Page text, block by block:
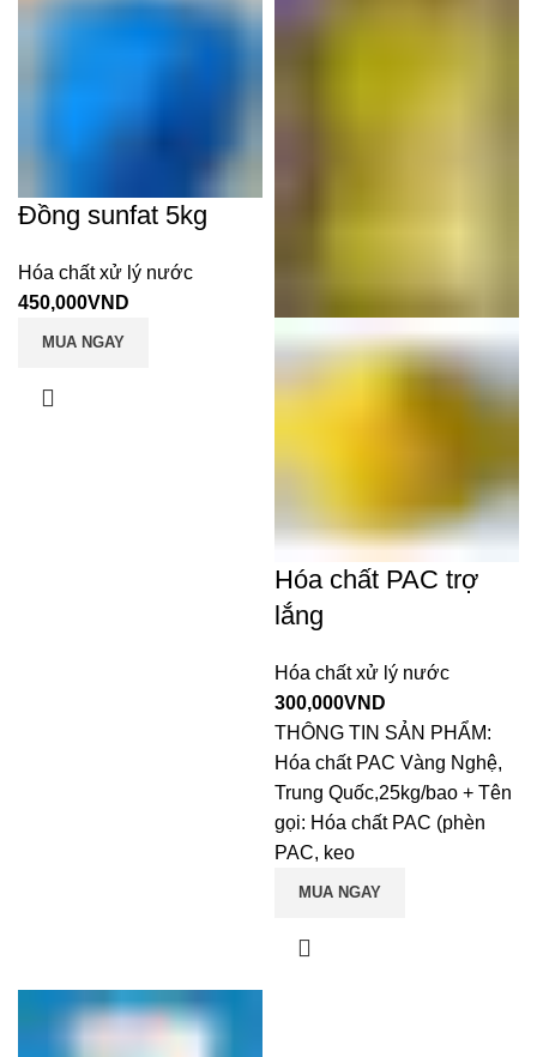
Đồng sunfat 5kg
Hóa chất xử lý nước
450,000VND
MUA NGAY
Hóa chất PAC trợ
lắng
Hóa chất xử lý nước
300,000VND
THÔNG TIN SẢN PHẨM:
Hóa chất PAC Vàng Nghệ,
Trung Quốc,25kg/bao + Tên
gọi: Hóa chất PAC (phèn
PAC, keo
MUA NGAY